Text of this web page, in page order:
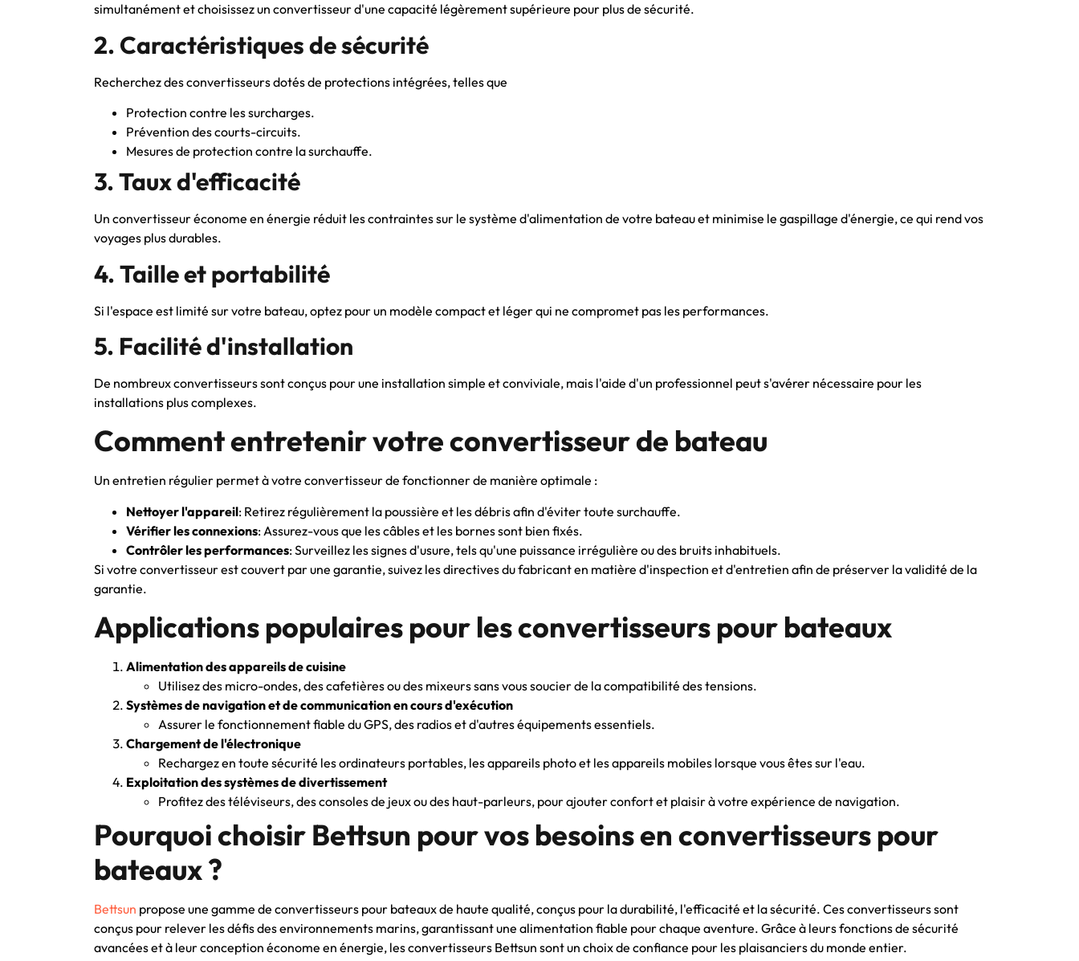
simultanément et choisissez un convertisseur d'une capacité légèrement supérieure pour plus de sécurité.
2. Caractéristiques de sécurité
Recherchez des convertisseurs dotés de protections intégrées, telles que
Protection contre les surcharges.
Prévention des courts-circuits.
Mesures de protection contre la surchauffe.
3. Taux d'efficacité
Un convertisseur économe en énergie réduit les contraintes sur le système d'alimentation de votre bateau et minimise le gaspillage d'énergie, ce qui rend vos
voyages plus durables.
4. Taille et portabilité
Si l'espace est limité sur votre bateau, optez pour un modèle compact et léger qui ne compromet pas les performances.
5. Facilité d'installation
De nombreux convertisseurs sont conçus pour une installation simple et conviviale, mais l'aide d'un professionnel peut s'avérer nécessaire pour les
installations plus complexes.
Comment entretenir votre convertisseur de bateau
Un entretien régulier permet à votre convertisseur de fonctionner de manière optimale :
Nettoyer l'appareil: Retirez régulièrement la poussière et les débris afin d'éviter toute surchauffe.
Vérifier les connexions: Assurez-vous que les câbles et les bornes sont bien fixés.
Contrôler les performances: Surveillez les signes d'usure, tels qu'une puissance irrégulière ou des bruits inhabituels.
Si votre convertisseur est couvert par une garantie, suivez les directives du fabricant en matière d'inspection et d'entretien afin de préserver la validité de la
garantie.
Applications populaires pour les convertisseurs pour bateaux
Alimentation des appareils de cuisine
Utilisez des micro-ondes, des cafetières ou des mixeurs sans vous soucier de la compatibilité des tensions.
Systèmes de navigation et de communication en cours d'exécution
Assurer le fonctionnement fiable du GPS, des radios et d'autres équipements essentiels.
Chargement de l'électronique
Rechargez en toute sécurité les ordinateurs portables, les appareils photo et les appareils mobiles lorsque vous êtes sur l'eau.
Exploitation des systèmes de divertissement
Profitez des téléviseurs, des consoles de jeux ou des haut-parleurs, pour ajouter confort et plaisir à votre expérience de navigation.
Pourquoi choisir Bettsun pour vos besoins en convertisseurs pour
bateaux ?
Bettsun propose une gamme de convertisseurs pour bateaux de haute qualité, conçus pour la durabilité, l'efficacité et la sécurité. Ces convertisseurs sont
conçus pour relever les défis des environnements marins, garantissant une alimentation fiable pour chaque aventure. Grâce à leurs fonctions de sécurité
avancées et à leur conception économe en énergie, les convertisseurs Bettsun sont un choix de confiance pour les plaisanciers du monde entier.